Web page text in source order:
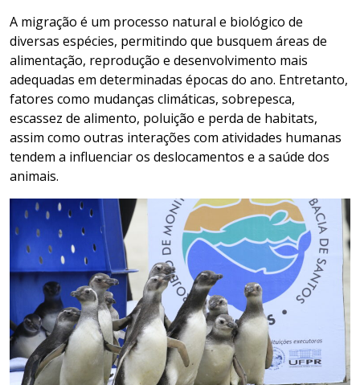
A migração é um processo natural e biológico de
diversas espécies, permitindo que busquem áreas de
alimentação, reprodução e desenvolvimento mais
adequadas em determinadas épocas do ano. Entretanto,
fatores como mudanças climáticas, sobrepesca,
escassez de alimento, poluição e perda de habitats,
assim como outras interações com atividades humanas
tendem a influenciar os deslocamentos e a saúde dos
animais.